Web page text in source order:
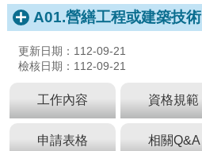
English
私
權
A01.營繕工程或建築技術
更新日期：112-09-21
檢核日期：112-09-21
工作內容 資格規範
申請表格 相關Q&A